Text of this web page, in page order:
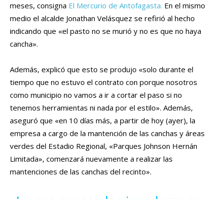
meses, consigna El Mercurio de Antofagasta. En el mismo
medio el alcalde Jonathan Velásquez se refirió al hecho
indicando que «el pasto no se murió y no es que no haya
cancha».
Además, explicó que esto se produjo «solo durante el
tiempo que no estuvo el contrato con porque nosotros
como municipio no vamos a ir a cortar el paso si no
tenemos herramientas ni nada por el estilo». Además,
aseguró que «en 10 días más, a partir de hoy (ayer), la
empresa a cargo de la mantención de las canchas y áreas
verdes del Estadio Regional, «Parques Johnson Hernán
Limitada», comenzará nuevamente a realizar las
mantenciones de las canchas del recinto».